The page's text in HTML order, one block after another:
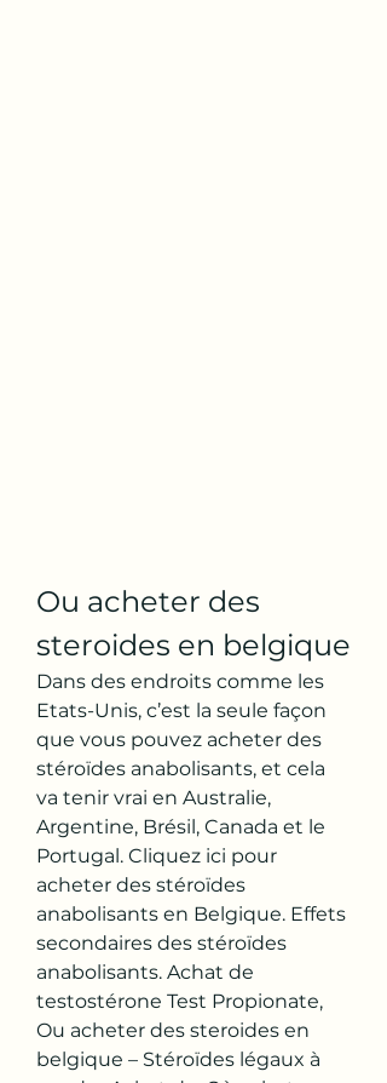
Ou acheter des
steroides en belgique
Dans des endroits comme les
Etats-Unis, c’est la seule façon
que vous pouvez acheter des
stéroïdes anabolisants, et cela
va tenir vrai en Australie,
Argentine, Brésil, Canada et le
Portugal. Cliquez ici pour
acheter des stéroïdes
anabolisants en Belgique. Effets
secondaires des stéroïdes
anabolisants. Achat de
testostérone Test Propionate,
Ou acheter des steroides en
belgique – Stéroïdes légaux à